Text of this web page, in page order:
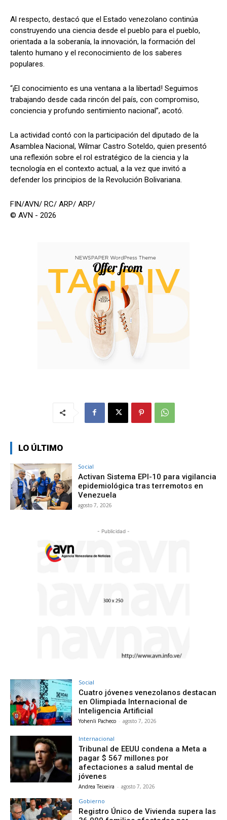
Al respecto, destacó que el Estado venezolano continúa
construyendo una ciencia desde el pueblo para el pueblo,
orientada a la soberanía, la innovación, la formación del
talento humano y el reconocimiento de los saberes
populares.
“¡El conocimiento es una ventana a la libertad! Seguimos
trabajando desde cada rincón del país, con compromiso,
conciencia y profundo sentimiento nacional”, acotó.
La actividad contó con la participación del diputado de la
Asamblea Nacional, Wilmar Castro Soteldo, quien presentó
una reflexión sobre el rol estratégico de la ciencia y la
tecnología en el contexto actual, a la vez que invitó a
defender los principios de la Revolución Bolivariana.
FIN/AVN/ RC/ ARP/ ARP/
© AVN - 2026
LO ÚLTIMO
Social
Activan Sistema EPI-10 para vigilancia
epidemiológica tras terremotos en
Venezuela
agosto 7, 2026
- Publicidad -
Social
Cuatro jóvenes venezolanos destacan
en Olimpiada Internacional de
Inteligencia Artificial
Yohenli Pacheco - agosto 7, 2026
Internacional
Tribunal de EEUU condena a Meta a
pagar $ 567 millones por
afectaciones a salud mental de
jóvenes
Andrea Teixeira - agosto 7, 2026
Gobierno
Registro Único de Vivienda supera las